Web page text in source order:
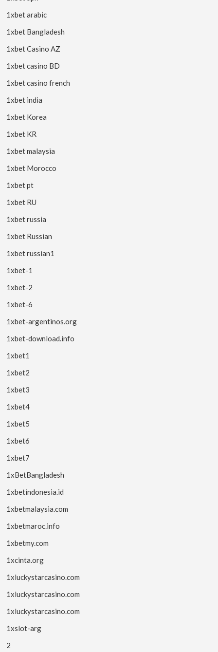
1xbet arabic
1xbet Bangladesh
1xbet Casino AZ
1xbet casino BD
1xbet casino french
1xbet india
1xbet Korea
1xbet KR
1xbet malaysia
1xbet Morocco
1xbet pt
1xbet RU
1xbet russia
1xbet Russian
1xbet russian1
1xbet-1
1xbet-2
1xbet-6
1xbet-argentinos.org
1xbet-download.info
1xbet1
1xbet2
1xbet3
1xbet4
1xbet5
1xbet6
1xbet7
1xBetBangladesh
1xbetindonesia.id
1xbetmalaysia.com
1xbetmaroc.info
1xbetmy.com
1xcinta.org
1xluckystarcasino.com
1xluckystarcasino.com
1xluckystarcasino.com
1xslot-arg
2